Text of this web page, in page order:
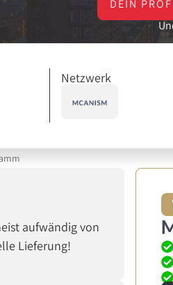
DEIN
Netzwerk
aufwändig von
Lieferung!